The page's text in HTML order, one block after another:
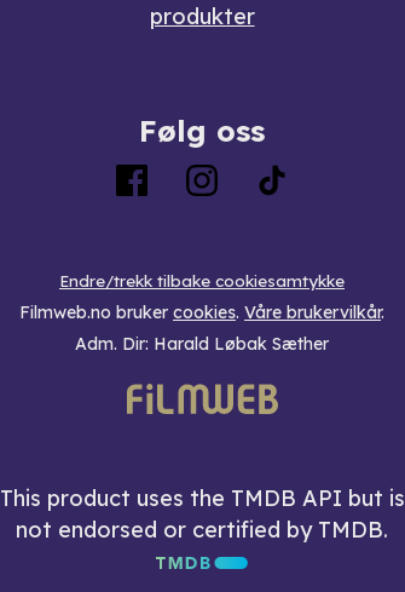
produkter
Følg oss
Endre/trekk tilbake cookiesamtykke
Filmweb.no bruker cookies. Våre brukervilkår.
Adm. Dir: Harald Løbak Sæther
This product uses the TMDB API but is
not endorsed or certified by TMDB.